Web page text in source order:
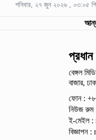
শনিবার, ২৭ জুন ২০২৬ , ০৩:০৫
বেঙ্গল
বাজার,
ফোন :
নিউজ
ই-মেইল :
বিজ্ঞাপন :